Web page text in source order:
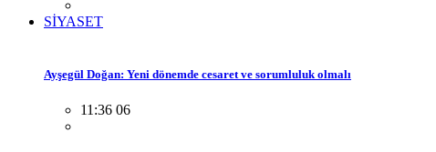
SİYASET
Ayşegül Doğan: Yeni dönemde cesaret ve sorumluluk olmalı
11:36 06